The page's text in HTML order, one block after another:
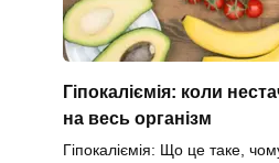
Гіпокаліємія: коли
на весь організм
Гіпокаліємія: Що це таке,